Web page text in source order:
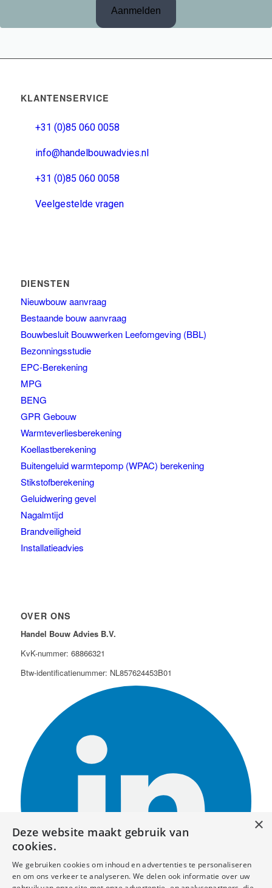
KLANTENSERVICE
+31 (0)85 060 0058
info@handelbouwadvies.nl
+31 (0)85 060 0058
Veelgestelde vragen
DIENSTEN
Nieuwbouw aanvraag
Bestaande bouw aanvraag
Bouwbesluit Bouwwerken Leefomgeving (BBL)
Bezonningsstudie
EPC-Berekening
MPG
BENG
GPR Gebouw
Warmteverliesberekening
Koellastberekening
Buitengeluid warmtepomp (WPAC) berekening
Stikstofberekening
Geluidwering gevel
Nagalmtijd
Brandveiligheid
Installatieadvies
OVER ONS
Handel Bouw Advies B.V.
KvK-nummer: 68866321
Btw-identificatienummer: NL857624453B01
×
Deze website maakt gebruik van
cookies.
We gebruiken cookies om inhoud en advertenties te personaliseren
en om ons verkeer te analyseren. We delen ook informatie over uw